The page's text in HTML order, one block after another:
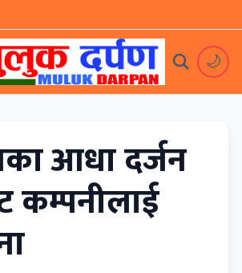
🌙
आधा दर्जन
कम्पनीलाई